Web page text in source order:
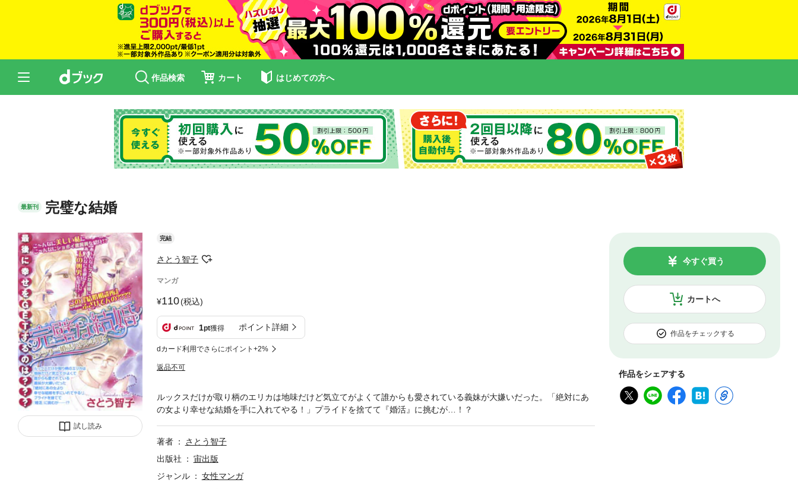
作品検索 カート はじめての方へ
最新刊 完璧な結婚
試し読み
完結
さとう智子
マンガ
110(税込)
1pt獲得 ポイント詳細
dカード利用でさらにポイント+2%
返品不可
カートへ
今すぐ買う
作品をチェックする
作品をシェアする
ルックスだけが取り柄のエリカは地味だけど気立てがよくて誰からも愛されている義妹が大嫌いだった。「絶対にあ
の女より幸せな結婚を手に入れてやる！」プライドを捨てて『婚活』に挑むが…！？
著者
さとう智子
出版社
宙出版
ジャンル
女性マンガ